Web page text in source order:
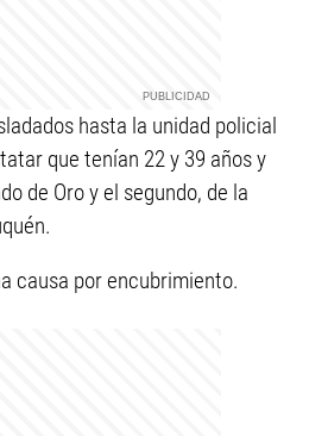
hasta la unidad policial
que tenían 22 y 39 años y
de Oro y el segundo, de la
causa por encubrimiento.